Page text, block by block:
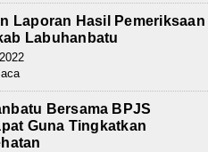
Laporan Hasil Pemeriksaan
Labuhanbatu
Bersama BPJS
Guna Tingkatkan